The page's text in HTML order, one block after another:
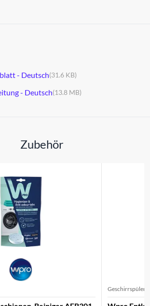
- Deutsch(31.6 KB)
- Deutsch(13.8 MB)
Zubehör
Geschirrspüler